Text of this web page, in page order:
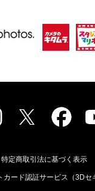
特定商取引法に基づく表示
カード認証サービス（3Dセ